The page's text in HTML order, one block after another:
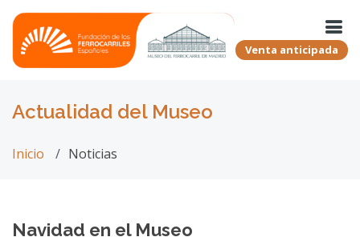
Venta anticipada
Actualidad del Museo
Inicio Noticias
Navidad en el Museo